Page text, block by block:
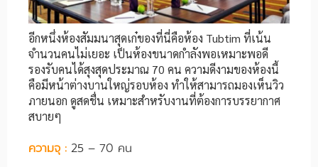
อีกหนึ่งห้องสัมมนาสุดเก๋ของที่นี่คือห้อง Tubtim ที่เน้น
จำนวนคนไม่เยอะ เป็นห้องขนาดกำลังพอเหมาะพอดี
รองรับคนได้สุงสุดประมาณ 70 คน ความดีงามของห้องนี้
คือมีหน้าต่างบานใหญ่รอบห้อง ทำให้สามารถมองเห็นวิว
ภายนอก ดูสดชื่น เหมาะสำหรับงานที่ต้องการบรรยากาศ
สบายๆ
ความจุ : 25 – 70 คน